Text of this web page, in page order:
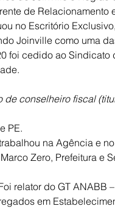
de Relacionamento
no Escritório
Joinville como uma
foi cedido ao
de conselheiro fiscal
PE.
na Agência e
Zero, Prefeitura e
relator do GT ANABB
em